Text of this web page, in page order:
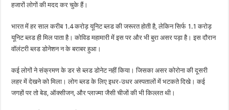
हजारों लोगों की मदद कर चुके हैं।
भारत में हर साल करीब 1.4 करोड़ यूनिट ब्लड की जरूरत होती है, लेकिन सिर्फ 1.1 करोड़
यूनिट ब्लड ही मिल पाता है। कोविड महामारी में इस पर और भी बुरा असर पड़ा है। इस दौरान
वॉलंटरी ब्लड डोनेशन न के बराबर हुआ।
कई लोगों ने संक्रमण के डर से ब्लड डोनेट नहीं किया। जिसका असर कोरोना की दूसरी
लहर में देखने को मिला। लोग ब्लड के लिए इधर-उधर अस्पतालों में भटकते दिखे। कई
जगहों पर तो बेड, ऑक्सीजन, और प्लाज्मा जैसी चीजों की भी किल्लत थी।